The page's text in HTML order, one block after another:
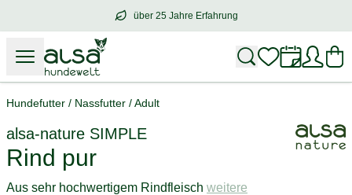
über 25 Jahre Erfahrung
über25 Jahre Erfahrung
Hundefutter / Nassfutter /Adult
alsa-nature SIMPLE
Rind pur
Aus sehr hochwertigem Rindfleisch weitere